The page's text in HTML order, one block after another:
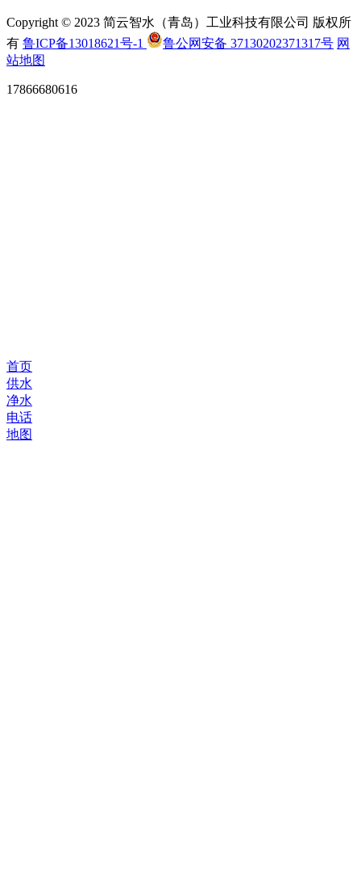
Copyright © 2023 简云智水（青岛）工业科技有限公司 版权所
有 鲁ICP备13018621号-1 鲁公网安备 37130202371317号 网
站地图
17866680616
首页
供水
净水
电话
地图